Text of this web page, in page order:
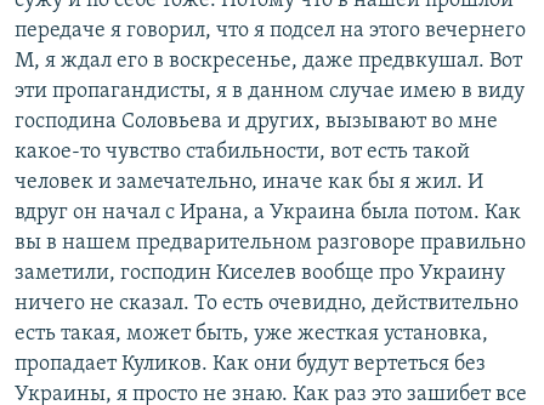
передаче я говорил, что я подсел на этого вечернего
М, я ждал его в воскресенье, даже предвкушал. Вот
эти пропагандисты, я в данном случае имею в виду
господина Соловьева и других, вызывают во мне
какое-то чувство стабильности, вот есть такой
человек и замечательно, иначе как бы я жил. И
вдруг он начал с Ирана, а Украина была потом. Как
вы в нашем предварительном разговоре правильно
заметили, господин Киселев вообще про Украину
ничего не сказал. То есть очевидно, действительно
есть такая, может быть, уже жесткая установка,
пропадает Куликов. Как они будут вертеться без
Украины, я просто не знаю. Как раз это зашибет все